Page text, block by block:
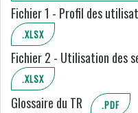
Fichier 1 - Profil des
.XLSX
Fichier 2 - Utilisation des
.XLSX
Glossaire du TR .PDF